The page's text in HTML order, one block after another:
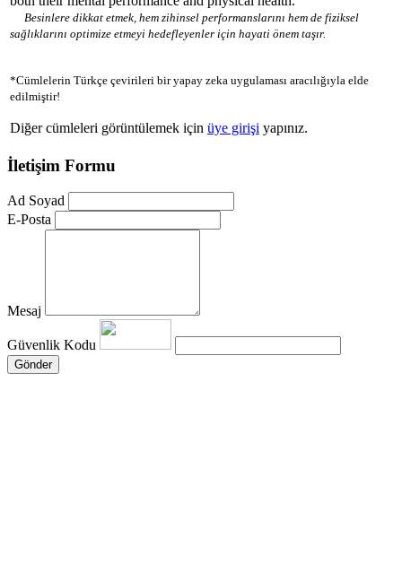
Besinlere dikkat etmek, hem zihinsel performanslarını hem de fiziksel
sağlıklarını optimize etmeyi hedefleyenler için hayati önem taşır.
*Cümlelerin Türkçe çevirileri bir yapay zeka uygulaması aracılığıyla elde
edilmiştir!
Diğer cümleleri görüntülemek için üye girişi yapınız.
İletişim Formu
Ad Soyad
E-Posta
Mesaj
Güvenlik Kodu
Gönder